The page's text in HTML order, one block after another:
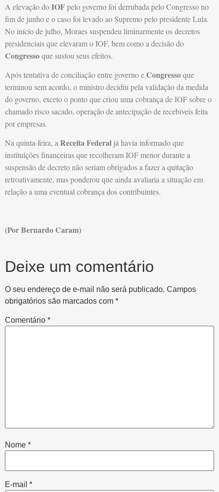
A elevação doIOFpelo governo foi derrubada pelo Congresso no
fim de junho e o caso foi levado ao Supremo pelo presidente Lula.
No início de julho, Moraes suspendeu liminarmente os decretos
presidenciais que elevaram o IOF, bem como a decisão do
Congressoque sustou seus efeitos.
Após tentativa de conciliação entre governo e Congressoque
terminou sem acordo, o ministro decidiu pela validação da medida
do governo, exceto o ponto que criou uma cobrança de IOF sobre o
chamado risco sacado, operação de antecipação de recebíveis feita
por empresas.
Na quinta-feira, aReceita Federal já havia informado que
instituições financeiras que recolheram IOF menor durante a
suspensão de decreto não seriam obrigados a fazer a quitação
retroativamente, mas ponderou que ainda avaliaria a situação em
relação a uma eventual cobrança dos contribuintes.
(Por Bernardo Caram)
Deixe um comentário
O seu endereço de e-mail não será publicado. Campos
obrigatórios são marcados com *
Comentário *
Nome *
E-mail *